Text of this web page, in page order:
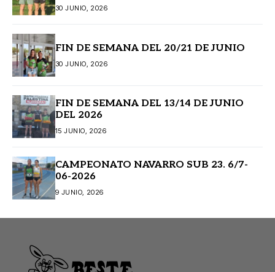
CHECA)
30 JUNIO, 2026
FIN DE SEMANA DEL 20/21 DE JUNIO
30 JUNIO, 2026
FIN DE SEMANA DEL 13/14 DE JUNIO
DEL 2026
15 JUNIO, 2026
CAMPEONATO NAVARRO SUB 23. 6/7-
06-2026
9 JUNIO, 2026